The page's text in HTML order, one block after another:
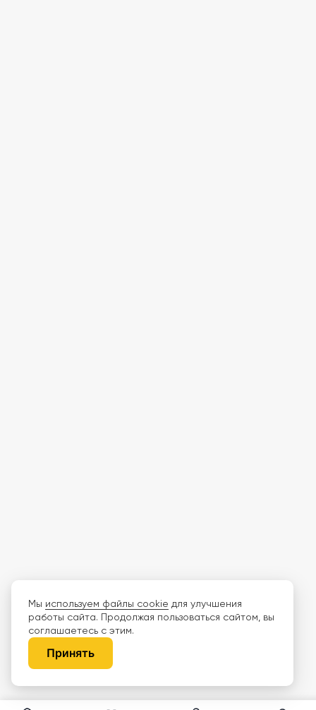
Мы используем файлы cookie для улучшения
работы сайта. Продолжая пользоваться сайтом, вы
соглашаетесь с этим.
Принять